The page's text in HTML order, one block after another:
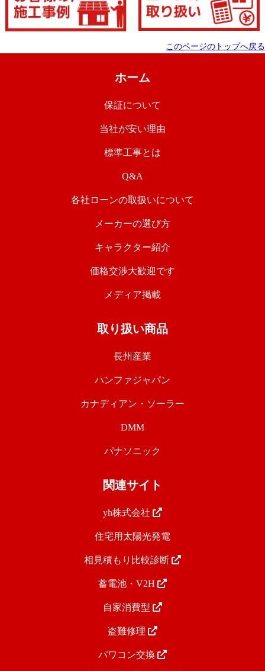
このページのトップへ戻る
ホーム
保証について
当社が安い理由
標準工事とは
Q&A
各社ローンの取扱いについて
メーカーの選び方
キャラクター紹介
価格交渉大歓迎です
メディア掲載
取り扱い商品
長州産業
ハンファジャパン
カナディアン・ソーラー
DMM
パナソニック
関連サイト
yh株式会社
住宅用太陽光発電
相見積もり比較診断
蓄電池・V2H
自家消費型
盗難修理
パワコン交換